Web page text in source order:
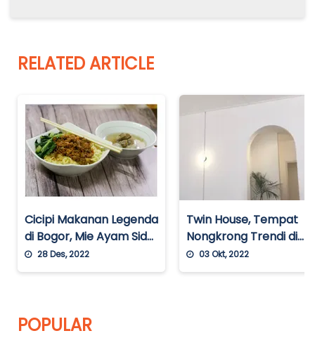
RELATED ARTICLE
Cicipi Makanan Legenda
di Bogor, Mie Ayam Sido
Mampir
28 Des, 2022
Twin House, Tempat
Nongkrong Trendi di
Blok M
03 Okt, 2022
POPULAR